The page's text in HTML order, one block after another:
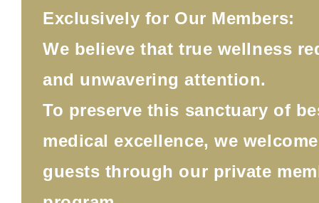
Exclusively for Our Members:
We believe that true wellness
and unwavering attention.
To preserve this sanctuary of
medical excellence, we
guests through our private